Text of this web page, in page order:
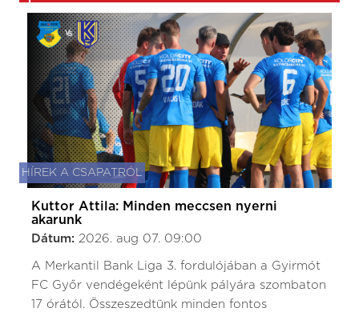
HÍREK A CSAPATRÓL
Kuttor Attila: Minden meccsen nyerni
akarunk
Dátum: 2026. aug 07. 09:00
A Merkantil Bank Liga 3. fordulójában a Gyirmót
FC Győr vendégeként lépünk pályára szombaton
17 órától. Összeszedtünk minden fontos